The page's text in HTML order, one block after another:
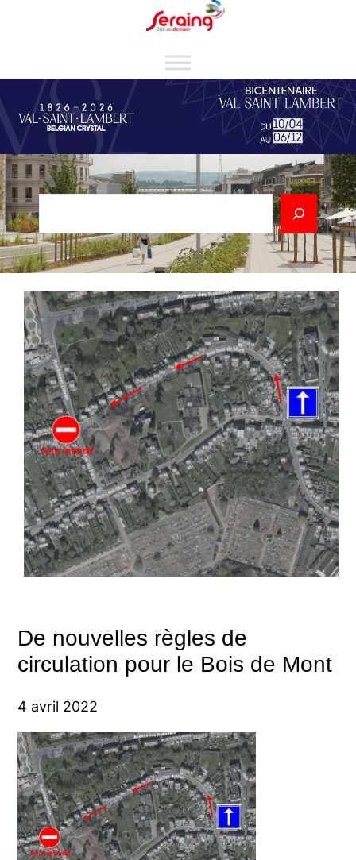
Rechercher
De nouvelles règles de
circulation pour le Bois de Mont
4 avril 2022
Cookies management panel